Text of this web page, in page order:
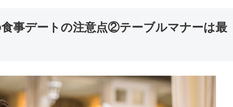
事デートの注意点②テーブルマナーは最